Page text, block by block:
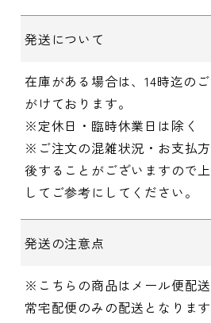
発送について
在庫がある場合は、14時迄の
がけております。
※定休日・臨時休業日は除く
※ご注文の混雑状況・お支払
後することがございますので
してご参考にしてください。
発送の注意点
※こちらの商品はメール便配
常宅配便のみの配送となります